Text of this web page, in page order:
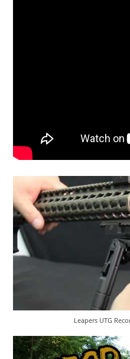
Leapers UTG